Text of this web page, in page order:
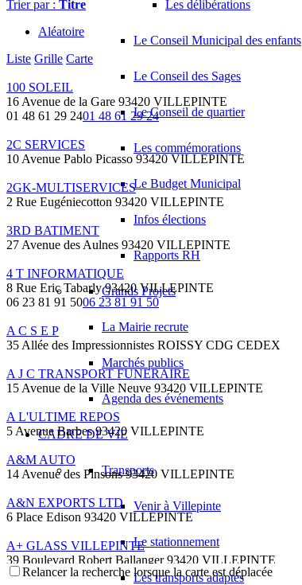
Les délibérations
Le Conseil Municipal des enfants
Le Conseil des Sages
Le Conseil de quartier
Les commémorations
Le Budget Municipal
Infos élections
Rapports RH
Grands Projets
La Mairie recrute
Marchés publics
Agenda des événements
CADRE DE VIE
Transports
Venir à Villepinte
Le stationnement
Les transports adaptés
Trier par : Titre
Aléatoire
Liste Grille Carte
100 SOLEIL
16 Avenue de la Gare 93420 VILLEPINTE
01 48 61 29 2401 48 61 29 24
2C SERVICES
10 Avenue Pablo Picasso 93420 VILLEPINTE
2GK-MULTISERVICES
2 Rue Eugéniecotton 93420 VILLEPINTE
3RD BATIMENT
27 Avenue des Aulnes 93420 VILLEPINTE
4 T INFORMATIQUE
8 Rue Eric Tabarly 93420 VILLEPINTE
06 23 81 91 5006 23 81 91 50
A C S E P
35 Allée des Impressionnistes ROISSY CDG CEDEX
A J C TRANSPORT FUNERAIRE
15 Avenue de la Ville Neuve 93420 VILLEPINTE
A L'ULTIME REPOS
5 Avenue Barbes 93420 VILLEPINTE
A&M AUTO
14 Avenue des Pinsons 93420 VILLEPINTE
A&N EXPORTS LTD
6 Place Edison 93420 VILLEPINTE
A+ GLASS VILLEPINTE
39 Boulevard Robert Ballanger 93420 VILLEPINTE
01 41 52 34 7801 41 52 34 78
Relancer la recherche lorsque la carte est déplacée